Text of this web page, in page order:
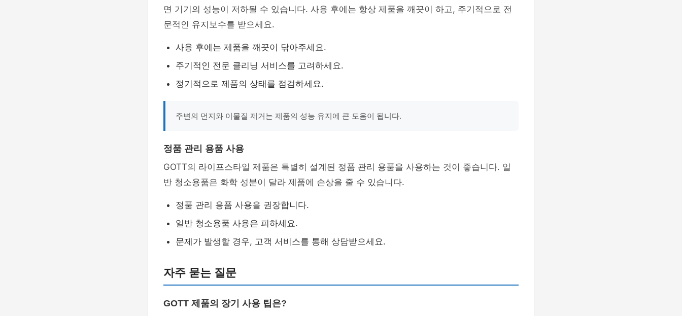
면 기기의 성능이 저하될 수 있습니다. 사용 후에는 항상 제품을 깨끗이 하고, 주기적으로 전
문적인 유지보수를 받으세요.
사용 후에는 제품을 깨끗이 닦아주세요.
주기적인 전문 클리닝 서비스를 고려하세요.
정기적으로 제품의 상태를 점검하세요.
주변의 먼지와 이물질 제거는 제품의 성능 유지에 큰 도움이 됩니다.
정품 관리 용품 사용
GOTT의 라이프스타일 제품은 특별히 설계된 정품 관리 용품을 사용하는 것이 좋습니다. 일
반 청소용품은 화학 성분이 달라 제품에 손상을 줄 수 있습니다.
정품 관리 용품 사용을 권장합니다.
일반 청소용품 사용은 피하세요.
문제가 발생할 경우, 고객 서비스를 통해 상담받으세요.
자주 묻는 질문
GOTT 제품의 장기 사용 팁은?